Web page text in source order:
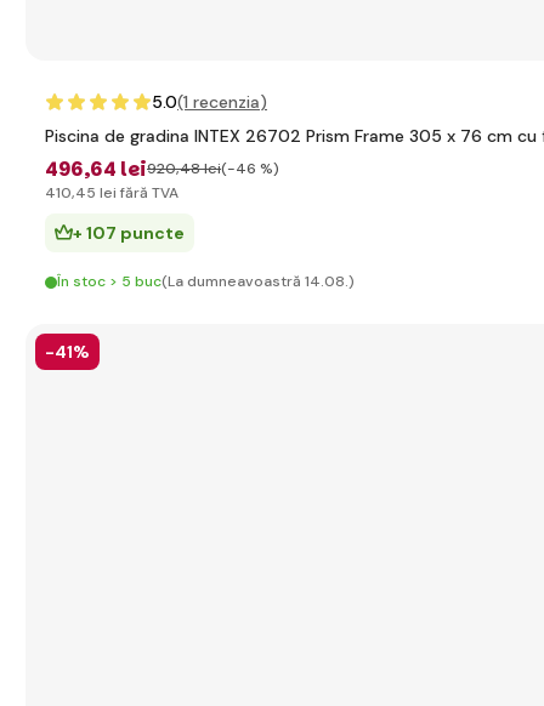
5.0(1 recenzia)
Piscina de gradina INTEX 26702 Prism Frame 305 x 76 cm
496,64 lei920,48 lei(-46 %)
410,45 lei fără TVA
+ 107 puncte
În stoc > 5 buc(La dumneavoastră 14.08.)
-41%